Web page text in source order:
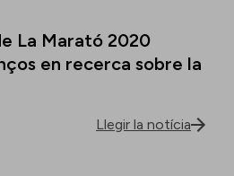
La Marató 2020
en recerca sobre la
Llegir la notícia